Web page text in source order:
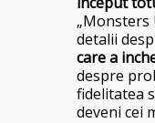
„Monsters
detalii
care a
despre
fidelitatea
deveni cei